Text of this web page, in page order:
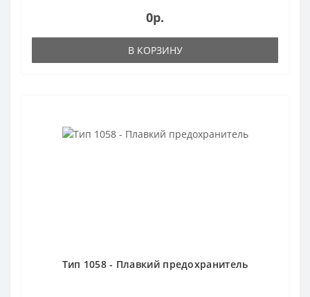
0р.
В КОРЗИНУ
Тип 1058 - Плавкий предохранитель